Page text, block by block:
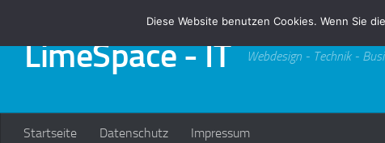
LimeSpace - IT Webdesign - Technik -
Startseite Datenschutz Impressum
Diese Website benutzen Cookies. Wenn Sie